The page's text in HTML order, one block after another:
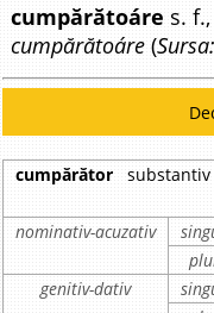
cumpărătoáre s.
cumpărătoáre (
cumpărător substantiv
nominativ-acuzativ
genitiv-dativ